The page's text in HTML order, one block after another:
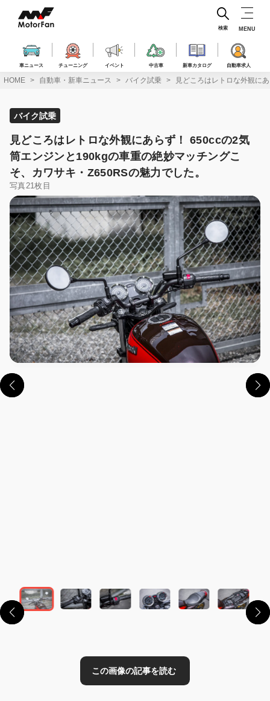
ス
車ニュース チューニング イベント 中古車 新車カタログ 自動車求人
検索 MENU
HOME 自動車・新車ニュース バイク試乗 見どころはレトロな外観に
バイク試乗
見どころはレトロな外観にあらず！ 650ccの2気
筒エンジンと190kgの車重の絶妙マッチングこ
そ、カワサキ・Z650RSの魅力でした。
写真21枚目